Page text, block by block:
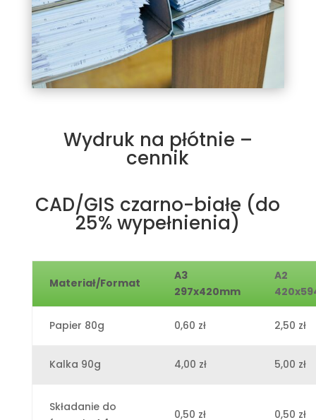
Wydruk na płótnie –
cennik
CAD/GIS czarno-białe (do
25% wypełnienia)
Materiał/Format
A3
297x420mm
A2
Papier 80g 0,60 zł 2,50 zł
Kalka 90g 4,00 zł 5,00 zł
Składanie do
0,50 zł 0,50 zł